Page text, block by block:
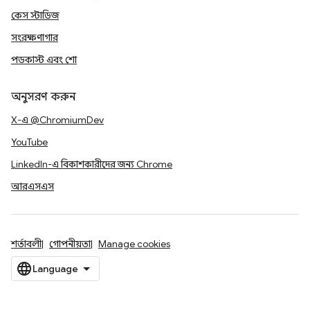
কেস স্টাডিজ
সংরক্ষণাগার
পডকাস্ট এবং শো
অনুসরণ করুন
X-এ @ChromiumDev
YouTube
LinkedIn-এ বিকাশকারীদের জন্য Chrome
আরএসএস
শর্তাবলী গোপনীয়তা Manage cookies